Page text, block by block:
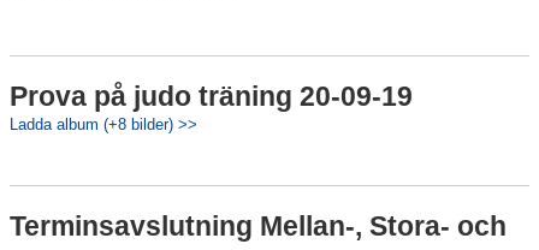
Prova på judo träning 20-09-19
Ladda album (+8 bilder) >>
Terminsavslutning Mellan-, Stora- och